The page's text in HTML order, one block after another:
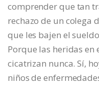
comprender que tan
rechazo de un colega
que les bajen el
Porque las heridas en
cicatrizan nunca. Sí,
niños de